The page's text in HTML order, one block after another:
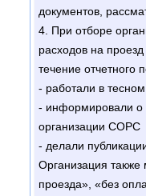
документов,
4. При отборе
расходов на
течение отчетного
- работали в
- информировали о
организации СОРС
- делали
Организация также
проезда», «без